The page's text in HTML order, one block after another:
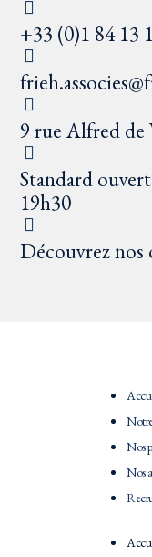
+33 (0)1 84 13
9 rue Alfred de
Standard
19h30
Découvrez
Nos
Nos